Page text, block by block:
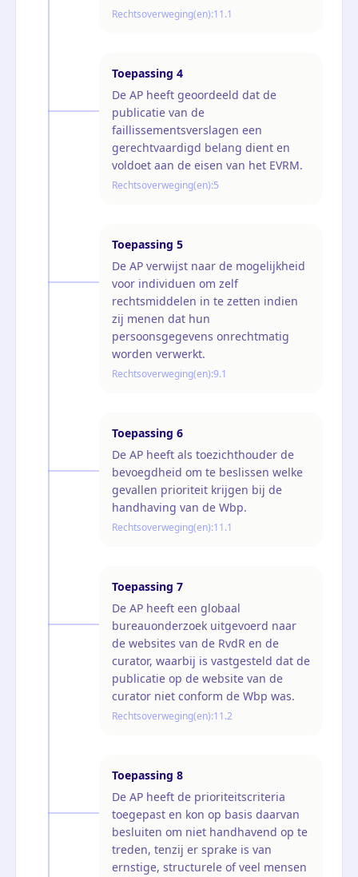
Rechtsoverweging(en):11.1
Toepassing 4
De AP heeft geoordeeld dat de
publicatie van de
faillissementsverslagen een
gerechtvaardigd belang dient en
voldoet aan de eisen van het EVRM.
Rechtsoverweging(en):5
Toepassing 5
De AP verwijst naar de mogelijkheid
voor individuen om zelf
rechtsmiddelen in te zetten indien
zij menen dat hun
persoonsgegevens onrechtmatig
worden verwerkt.
Rechtsoverweging(en):9.1
Toepassing 6
De AP heeft als toezichthouder de
bevoegdheid om te beslissen welke
gevallen prioriteit krijgen bij de
handhaving van de Wbp.
Rechtsoverweging(en):11.1
Toepassing 7
De AP heeft een globaal
bureauonderzoek uitgevoerd naar
de websites van de RvdR en de
curator, waarbij is vastgesteld dat de
publicatie op de website van de
curator niet conform de Wbp was.
Rechtsoverweging(en):11.2
Toepassing 8
De AP heeft de prioriteitscriteria
toegepast en kon op basis daarvan
besluiten om niet handhavend op te
treden, tenzij er sprake is van
ernstige, structurele of veel mensen